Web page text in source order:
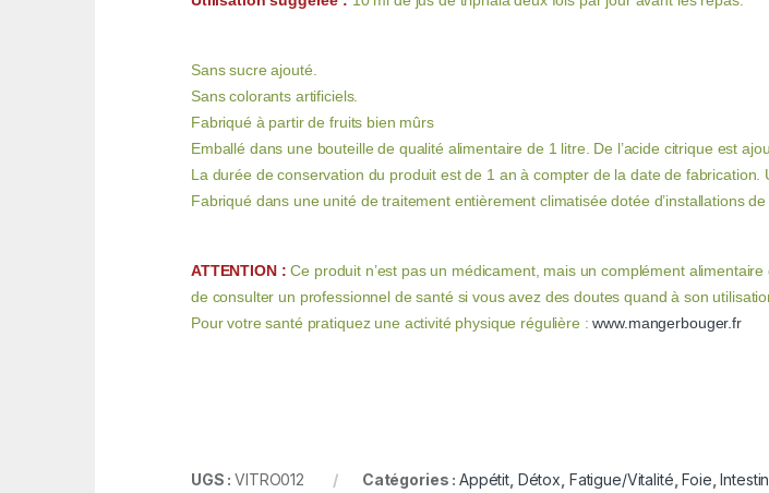
Sans sucre ajouté.
Sans colorants artificiels.
Fabriqué à partir de fruits bien mûrs
Emballé dans une bouteille de qualité alimentaire de 1 litre. De l’acide citrique est
La durée de conservation du produit est de 1 an à compter de la date de
Fabriqué dans une unité de traitement entièrement climatisée dotée d’installations
ATTENTION : Ce produit n’est pas un médicament, mais un complément
de consulter un professionnel de santé si vous avez des doutes quand à son
Pour votre santé pratiquez une activité physique régulière :www.mangerbouger.fr
UGS :VITRO012 Catégories : Appétit Détox Fatigue/Vitalité ,Foie ,